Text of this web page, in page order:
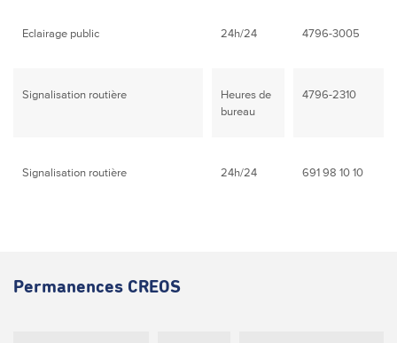
Eclairage public 24h/24 4796-3005
Signalisation routière
Heures de
bureau
4796-2310
Signalisation routière 24h/24 691 98 10 10
Permanences CREOS